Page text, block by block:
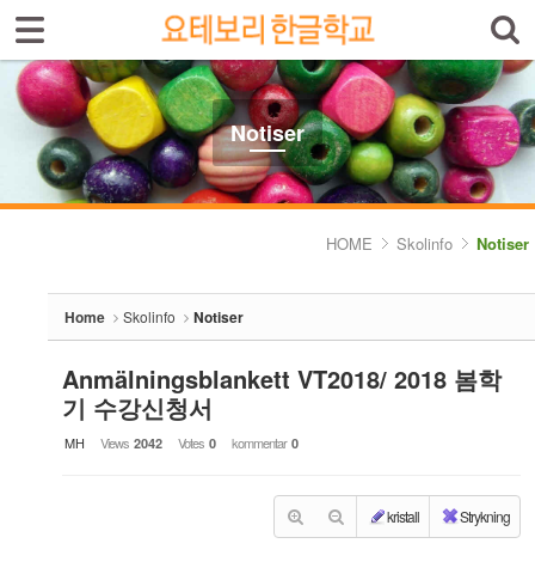
Notiser
HOME Skolinfo Notiser
Home Skolinfo Notiser
Anmälningsblankett VT2018/ 2018 봄학
기 수강신청서
MH Views 2042 Votes 0 kommentar 0
kristall Strykning
Sign In Sign Up
Select language
Introduktion av skolan
Skolinfo
Photoalbum
Lärarinfo
Sketchbook5, 스케치북5
Sketchbook5, 스케치북5